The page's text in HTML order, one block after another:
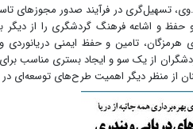
تسهیل‌گری در فرآیند صدور مجوزهای
حفظ و اشاعه فرهنگ گردشگری را از دیگر
هرمزگان، تامین و حفظ ایمنی
از یک سو و ایجاد بستری مناسب
از منظر دیگر اهمیت ‌طرح‌های توسعه‌ای در